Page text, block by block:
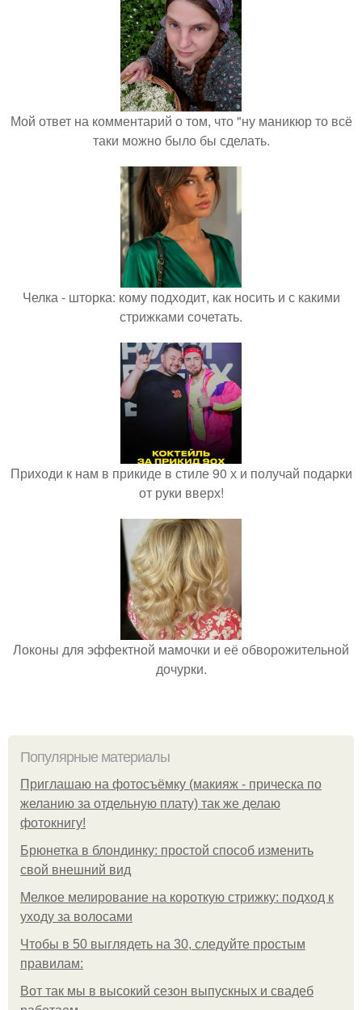
Мой ответ на комментарий о том, что "ну маникюр то всё
таки можно было бы сделать.
Челка - шторка: кому подходит, как носить и с какими
стрижками сочетать.
Приходи к нам в прикиде в стиле 90 х и получай подарки
от руки вверх!
Локоны для эффектной мамочки и её обворожительной
дочурки.
Популярные материалы
Приглашаю на фотосъёмку (макияж - прическа по
желанию за отдельную плату) так же делаю
фотокнигу!
Брюнетка в блондинку: простой способ изменить
свой внешний вид
Мелкое мелирование на короткую стрижку: подход к
уходу за волосами
Чтобы в 50 выглядеть на 30, следуйте простым
правилам:
Вот так мы в высокий сезон выпускных и свадеб